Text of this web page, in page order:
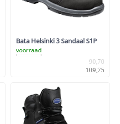
Bata Helsinki 3 Sandaal S1P
voorraad
90,70
109,75